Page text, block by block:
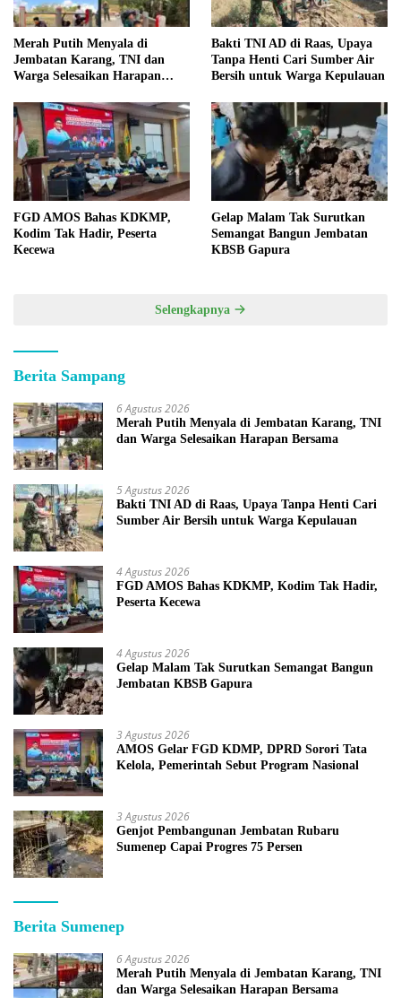
Merah Putih Menyala di
Jembatan Karang, TNI dan
Warga Selesaikan Harapan
Bakti TNI AD di Raas, Upaya
Tanpa Henti Cari Sumber Air
Bersih untuk Warga Kepulauan
FGD AMOS Bahas KDKMP,
Kodim Tak Hadir, Peserta
Kecewa
Gelap Malam Tak Surutkan
Semangat Bangun Jembatan
KBSB Gapura
Selengkapnya
Berita Sampang
6 Agustus 2026
Merah Putih Menyala di Jembatan Karang, TNI
dan Warga Selesaikan Harapan Bersama
5 Agustus 2026
Bakti TNI AD di Raas, Upaya Tanpa Henti Cari
Sumber Air Bersih untuk Warga Kepulauan
4 Agustus 2026
FGD AMOS Bahas KDKMP, Kodim Tak Hadir,
Peserta Kecewa
4 Agustus 2026
Gelap Malam Tak Surutkan Semangat Bangun
Jembatan KBSB Gapura
3 Agustus 2026
AMOS Gelar FGD KDMP, DPRD Sorori Tata
Kelola, Pemerintah Sebut Program Nasional
3 Agustus 2026
Genjot Pembangunan Jembatan Rubaru
Sumenep Capai Progres 75 Persen
Berita Sumenep
6 Agustus 2026
Merah Putih Menyala di Jembatan Karang, TNI
dan Warga Selesaikan Harapan Bersama